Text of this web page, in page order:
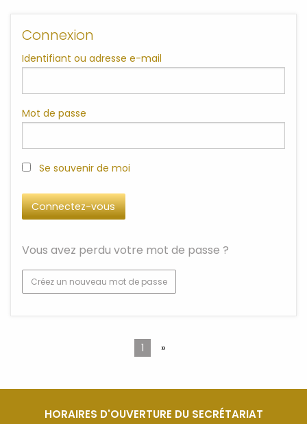
Connexion
Identifiant ou adresse e-mail
Mot de passe
Se souvenir de moi
Vous avez perdu votre mot de passe ?
Créez un nouveau mot de passe
1 »
HORAIRES D'OUVERTURE DU SECRÉTARIAT